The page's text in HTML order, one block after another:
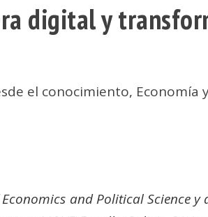
digital y
el conocimiento, Economía
and Political Science